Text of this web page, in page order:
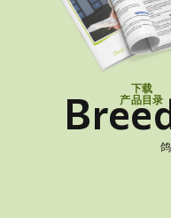
下载
产品目录